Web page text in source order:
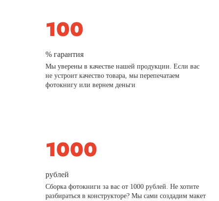
% гарантия
Мы уверены в качестве нашей продукции. Если вас
не устроит качество товара, мы перепечатаем
фотокнигу или вернем деньги
рублей
Сборка фотокниги за вас от 1000 рублей. Не хотите
разбираться в конструкторе? Мы сами создадим макет